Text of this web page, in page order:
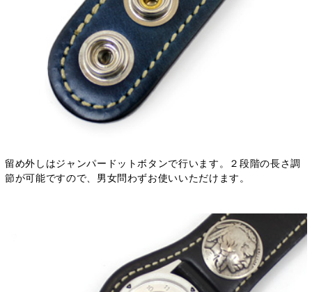
留め外しはジャンパードットボタンで行います。２段階の長さ調
節が可能ですので、男女問わずお使いいただけます。